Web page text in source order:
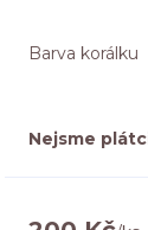
Barva korálku
Nejsme